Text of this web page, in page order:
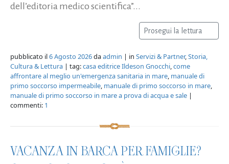
dell’editoria medico scientifica”...
Prosegui la lettura
pubblicato il6 Agosto 2026daadmin | in Servizi & Partner,Storia,
Cultura & Lettura | tag:casa editrice Ildeson Gnocchi,come
affrontare al meglio un'emergenza sanitaria in mare, manuale di
primo soccorso impermeabile, manuale di primo soccorso in mare,
manuale di primo soccorso in mare a prova di acqua e sale |
commenti: 1
VACANZA IN BARCA PER FAMIGLIE?